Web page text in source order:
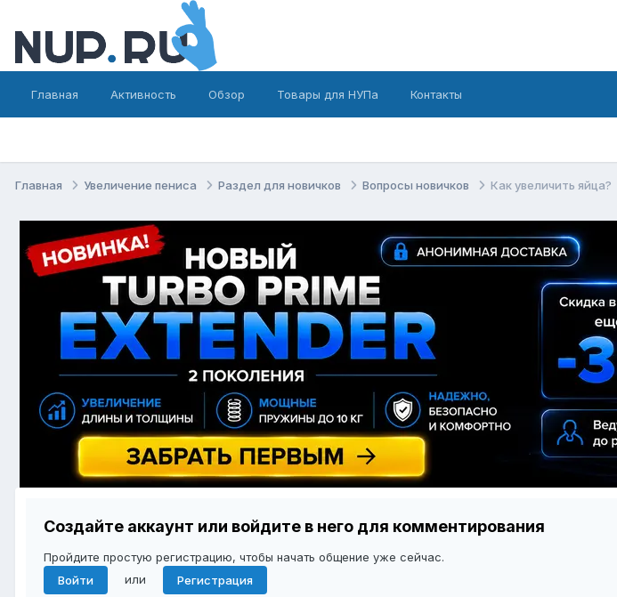
Главная Активность Обзор Товары для НУПа Контакты
Главная Увеличение пениса Раздел для новичков Вопросы новичков Как увеличить яйца?
Создайте аккаунт или войдите в него для комментирования
Пройдите простую регистрацию, чтобы начать общение уже сейчас.
Войти
или Регистрация